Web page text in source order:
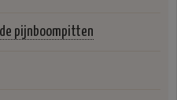
pijnboompitten